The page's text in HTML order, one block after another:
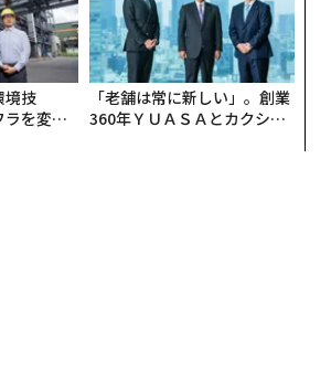
境技
ラを変え
「老舗は常に新しい」。創業
360年ＹＵＡＳＡとカクシン